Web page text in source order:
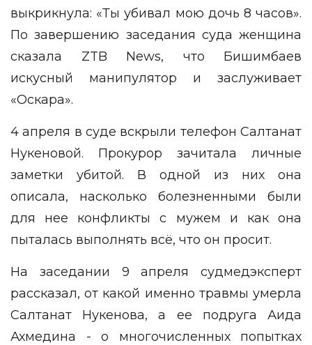
выкрикнула: «Ты убивал мою дочь 8 часов».
По завершению заседания суда женщина
сказала ZTB News, что Бишимбаев
искусный манипулятор и заслуживает
«Оскара».
4 апреля в суде вскрыли телефон Салтанат
Нукеновой. Прокурор зачитала личные
заметки убитой. В одной из них она
описала, насколько болезненными были
для нее конфликты с мужем и как она
пыталась выполнять всё, что он просит.
На заседании 9 апреля судмедэксперт
рассказал, от какой именно травмы умерла
Салтанат Нукенова, а ее подруга Аида
Ахмедина - о многочисленных попытках